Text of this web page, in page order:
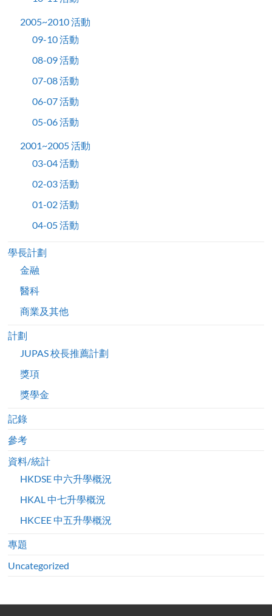
2005~2010 活動
09-10 活動
08-09 活動
07-08 活動
06-07 活動
05-06 活動
2001~2005 活動
03-04 活動
02-03 活動
01-02 活動
04-05 活動
學長計劃
金融
醫科
商業及其他
計劃
JUPAS 校長推薦計劃
獎項
獎學金
記錄
參考
資料/統計
HKDSE 中六升學概況
HKAL 中七升學概況
HKCEE 中五升學概況
專題
Uncategorized